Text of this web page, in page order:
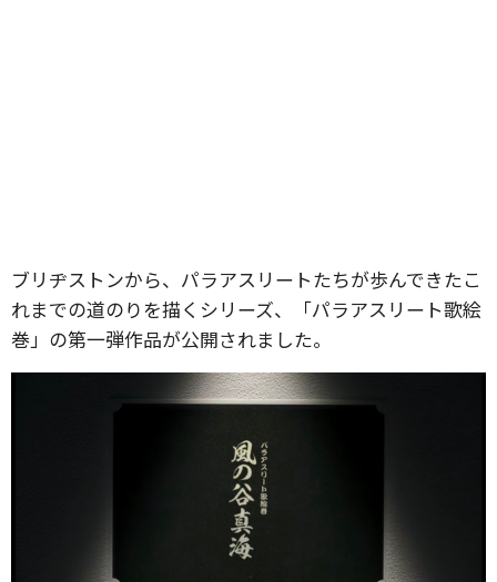
ブリヂストンから、パラアスリートたちが歩んできたこ
れまでの道のりを描くシリーズ、「パラアスリート歌絵
巻」の第一弾作品が公開されました。